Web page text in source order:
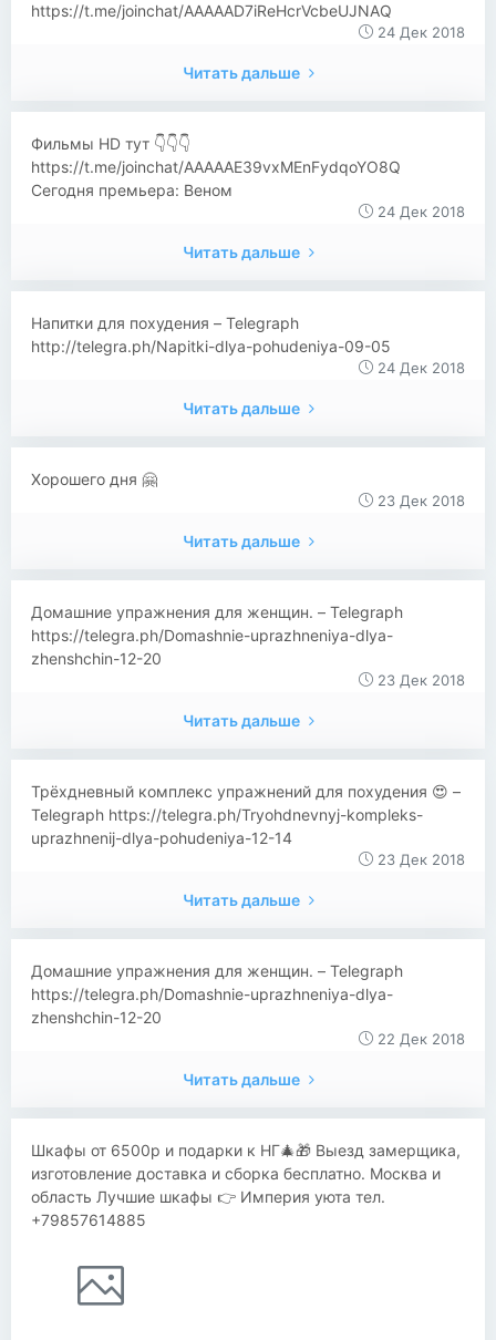
https://t.me/joinchat/AAAAAD7iReHcrVcbeUJNAQ
24 Дек 2018
Читать дальше
Фильмы HD тут 👇👇👇
https://t.me/joinchat/AAAAAE39vxMEnFydqoYO8Q
Сегодня премьера: Веном
24 Дек 2018
Читать дальше
Напитки для похудения – Telegraph
http://telegra.ph/Napitki-dlya-pohudeniya-09-05
24 Дек 2018
Читать дальше
Хорошего дня 🤗
23 Дек 2018
Читать дальше
Домашние упражнения для женщин. – Telegraph
https://telegra.ph/Domashnie-uprazhneniya-dlya-
zhenshchin-12-20
23 Дек 2018
Читать дальше
Трёхдневный комплекс упражнений для похудения 😍 –
Telegraph https://telegra.ph/Tryohdnevnyj-kompleks-
uprazhnenij-dlya-pohudeniya-12-14
23 Дек 2018
Читать дальше
Домашние упражнения для женщин. – Telegraph
https://telegra.ph/Domashnie-uprazhneniya-dlya-
zhenshchin-12-20
22 Дек 2018
Читать дальше
Шкафы от 6500р и подарки к НГ🎄🎁 Выезд замерщика,
изготовление доставка и сборка бесплатно. Москва и
область Лучшие шкафы 👉 Империя уюта тел.
+79857614885